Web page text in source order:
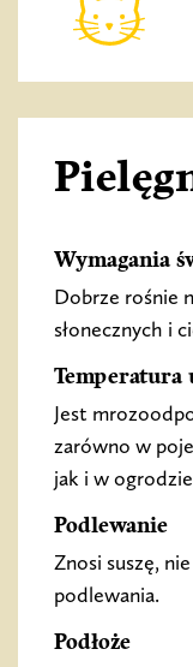
Wymagania
Dobrze rośnie
słonecznych i
Temperatura
Jest
zarówno w
jak i w
Podlewanie
Znosi suszę,
podlewania.
Podłoże